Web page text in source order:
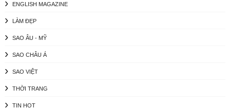
ENGLISH MAGAZINE
LÀM ĐẸP
SAO ÂU - MỸ
SAO CHÂU Á
SAO VIỆT
THỜI TRANG
TIN HOT